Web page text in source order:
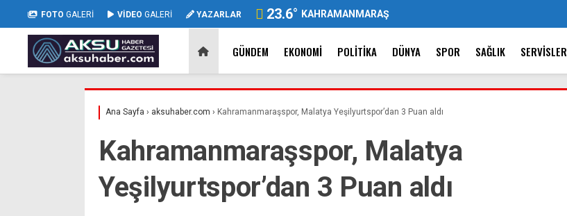
FOTO GALERİ VİDEO GALERİ YAZARLAR 23.6° KAHRAMANMARAŞ
GÜNDEM EKONOMI POLITIKA DÜNYA SPOR SAĞLIK SERVISLER
Ana Sayfa › aksuhaber.com › Kahramanmaraşspor, Malatya Yeşilyurtspor’dan 3 Puan aldı
Kahramanmaraşspor, Malatya
Yeşilyurtspor’dan 3 Puan aldı